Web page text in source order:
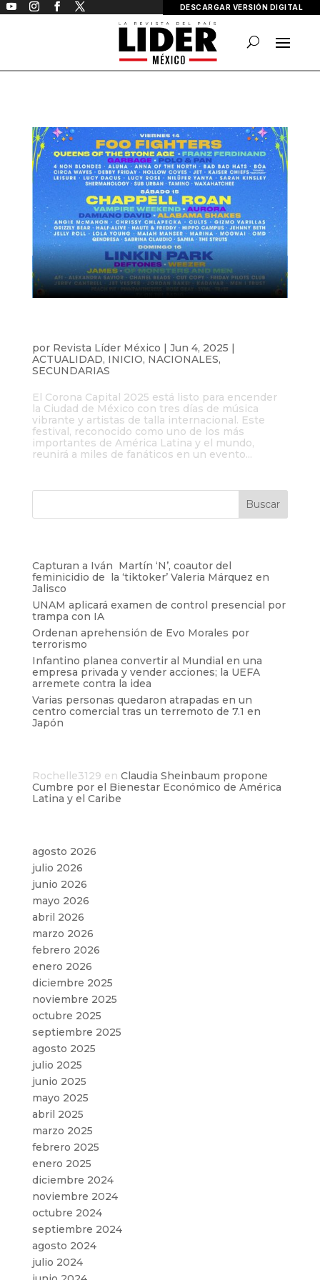
DESCARGAR VERSIÓN DIGITAL
por Revista Líder México | Jun 4, 2025 |
ACTUALIDAD, INICIO, NACIONALES,
SECUNDARIAS
El Corona Capital 2025 está listo para encender
la Ciudad de México con tres días de música
vibrante y artistas de talla internacional. Este
festival, reconocido como uno de los más
importantes de América Latina y el mundo,
reunirá a miles de fanáticos en un evento...
Capturan a Iván Martín ‘N’, coautor del
feminicidio de la ‘tiktoker’ Valeria Márquez en
Jalisco
UNAM aplicará examen de control presencial por
trampa con IA
Ordenan aprehensión de Evo Morales por
terrorismo
Infantino planea convertir al Mundial en una
empresa privada y vender acciones; la UEFA
arremete contra la idea
Varias personas quedaron atrapadas en un
centro comercial tras un terremoto de 7.1 en
Japón
Rochelle3129 en Claudia Sheinbaum propone
Cumbre por el Bienestar Económico de América
Latina y el Caribe
agosto 2026
julio 2026
junio 2026
mayo 2026
abril 2026
marzo 2026
febrero 2026
enero 2026
diciembre 2025
noviembre 2025
octubre 2025
septiembre 2025
agosto 2025
julio 2025
junio 2025
mayo 2025
abril 2025
marzo 2025
febrero 2025
enero 2025
diciembre 2024
noviembre 2024
octubre 2024
septiembre 2024
agosto 2024
julio 2024